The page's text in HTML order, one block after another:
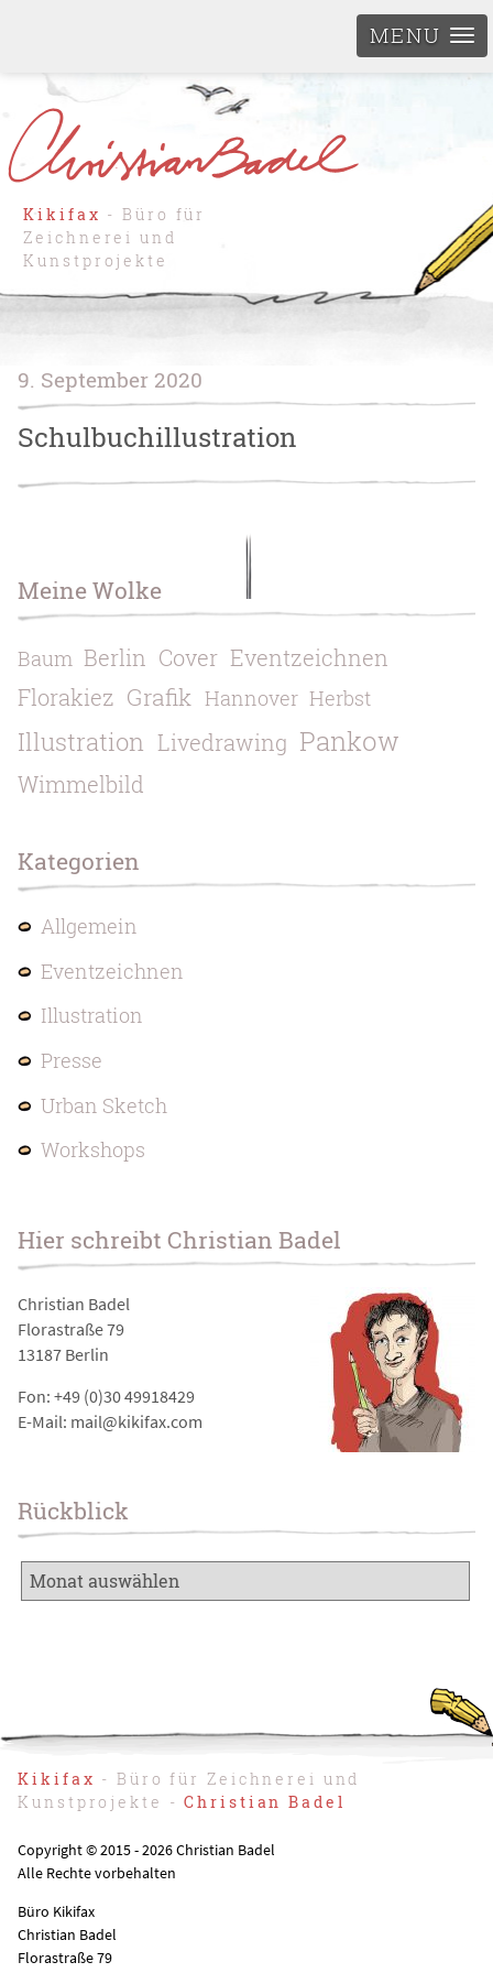
MENU
Kikifax - Büro für
Zeichnerei und
Kunstprojekte
9. September 2020
Schulbuchillustration
Meine Wolke
Baum Berlin Cover Eventzeichnen
Florakiez Grafik Hannover Herbst
Illustration Livedrawing Pankow
Wimmelbild
Kategorien
Allgemein
Eventzeichnen
Illustration
Presse
Urban Sketch
Workshops
Hier schreibt Christian Badel
Christian Badel
Florastraße 79
13187 Berlin
Fon: +49 (0)30 49918429
E-Mail: mail@kikifax.com
Rückblick
Kikifax - Büro für Zeichnerei und
Kunstprojekte -Christian Badel
Copyright © 2015 - 2026 Christian Badel
Alle Rechte vorbehalten
Büro Kikifax
Christian Badel
Florastraße 79